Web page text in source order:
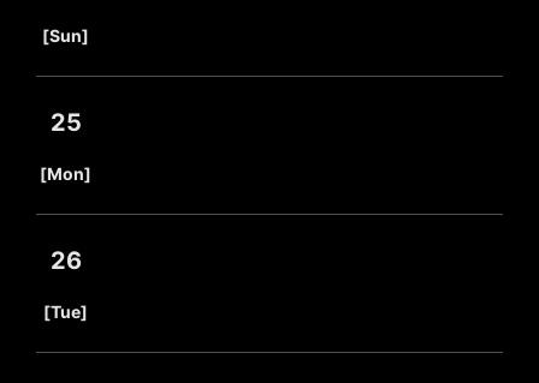
[Sun]
25
[Mon]
26
[Tue]